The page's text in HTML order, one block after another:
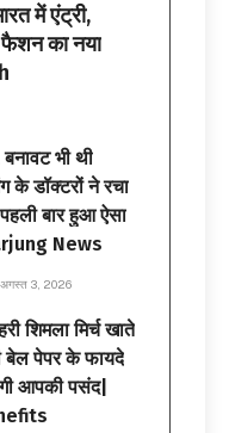
में एंट्री,
फैशन का नया
भी थी
डॉक्टरों ने रचा
बार हुआ ऐसा
News
अगस्त 3, 2026
शिमला मिर्च खाते
बेल पेपर के फायदे
आपकी पसंद|